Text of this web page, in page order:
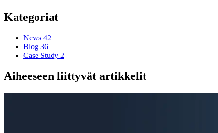
Kategoriat
News 42
Blog 36
Case Study 2
Aiheeseen liittyvät artikkelit